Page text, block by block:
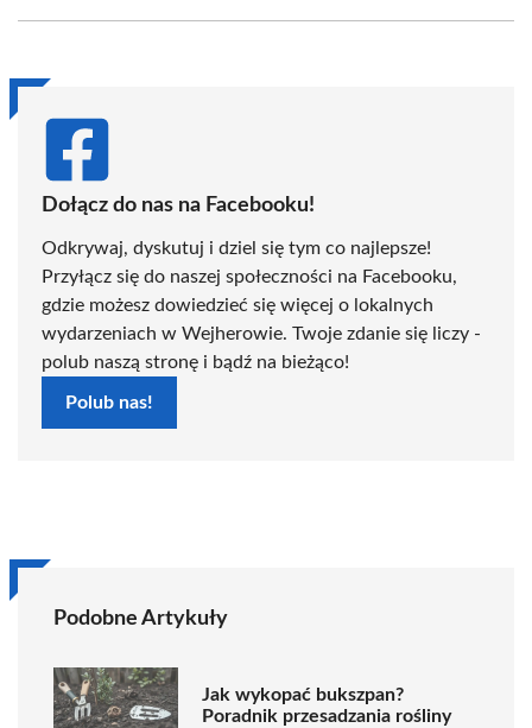
(Twitter)
Dołącz do nas na Facebooku!
Odkrywaj, dyskutuj i dziel się tym co najlepsze!
Przyłącz się do naszej społeczności na Facebooku,
gdzie możesz dowiedzieć się więcej o lokalnych
wydarzeniach w Wejherowie. Twoje zdanie się liczy -
polub naszą stronę i bądź na bieżąco!
Polub nas!
Podobne Artykuły
Jak wykopać bukszpan?
Poradnik przesadzania rośliny